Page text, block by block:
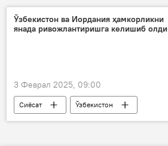
Ўзбекистон ва Иордания ҳамкорликни
янада ривожлантиришга келишиб олди
3 Феврал 2025, 09:00
Сиёсат
Ўзбекистон
Иордания
Ўзбекистон ТИВ